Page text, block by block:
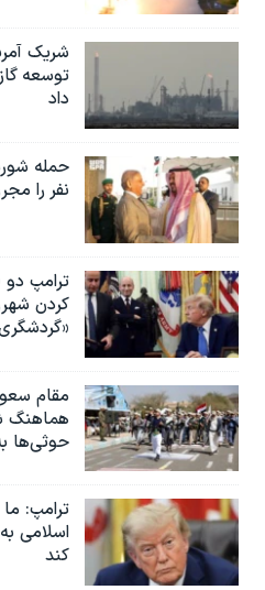
شریک
توسعه
داد
نفر را
ترامپ دو
کردن
مقام
هماهنگ
حوثی‌ها
ترامپ:
اسلامی
کند